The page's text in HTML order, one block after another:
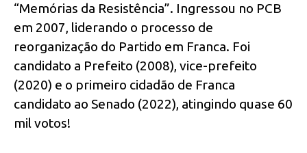
“Memórias da Resistência”. Ingressou no PCB
em 2007, liderando o processo de
reorganização do Partido em Franca. Foi
candidato a Prefeito (2008), vice-prefeito
(2020) e o primeiro cidadão de Franca
candidato ao Senado (2022), atingindo quase 60
mil votos!